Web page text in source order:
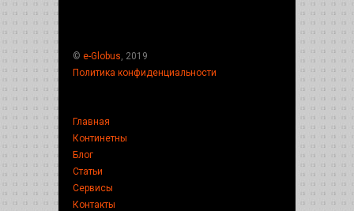
© e-Globus , 2019
Политика конфиденциальности
Главная
Континетны
Блог
Статьи
Сервисы
Контакты